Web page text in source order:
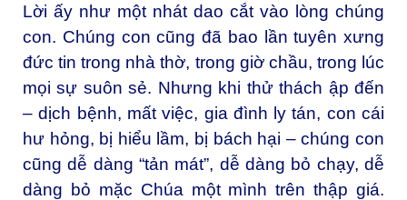
Lời ấy như một nhát dao cắt vào lòng chúng
con. Chúng con cũng đã bao lần tuyên xưng
đức tin trong nhà thờ, trong giờ chầu, trong lúc
mọi sự suôn sẻ. Nhưng khi thử thách ập đến
– dịch bệnh, mất việc, gia đình ly tán, con cái
hư hỏng, bị hiểu lầm, bị bách hại – chúng con
cũng dễ dàng “tản mát”, dễ dàng bỏ chạy, dễ
dàng bỏ mặc Chúa một mình trên thập giá.